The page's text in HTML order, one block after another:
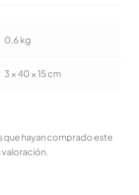
0,6 kg
3 × 40 × 15 cm
que hayan comprado este